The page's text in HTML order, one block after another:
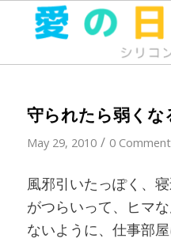
守られたら弱くな
May 29, 2010 / 0
風邪引いたっぽく、
がつらいって、ヒマ
ないように、仕事部